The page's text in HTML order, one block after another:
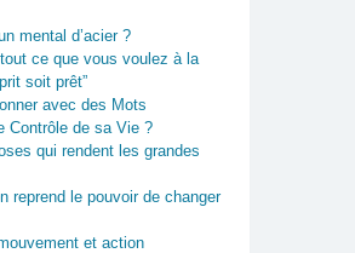
mental d’acier ?
ce que vous voulez à la
soit prêt”
avec des Mots
Contrôle de sa Vie ?
qui rendent les grandes
reprend le pouvoir de changer
et action